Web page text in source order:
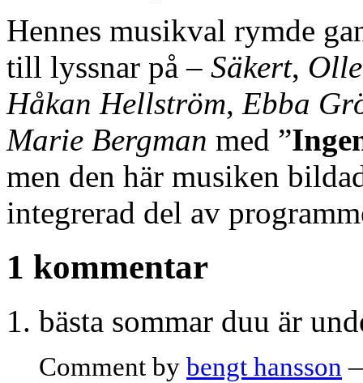
Hennes musikval rymde
till lyssnar på – Säkert,
Håkan Hellström, Ebba
Marie Bergman med ”
men den här musiken
integrerad del av
1 kommentar
bästa sommar duu är
Comment by bengt hansson